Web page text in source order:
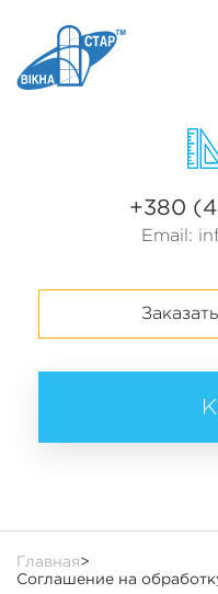
+380
Email:
Главная>
Соглашение на